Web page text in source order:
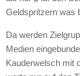
Geldspritzern was
Da werden
Medien
Kauderwelsch mit